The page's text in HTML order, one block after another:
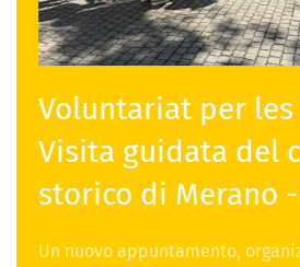
Voluntariat per
Visita guidata del
storico di Merano -
Un nuovo appuntamento,